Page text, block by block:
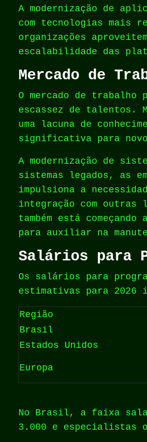
A modernização de
com tecnologias mais
organizações
escalabilidade das
Mercado de
O mercado de trabalho
escassez de talentos.
uma lacuna de
significativa para
A modernização de
sistemas legados, as
impulsiona a
integração com
também está
para auxiliar na
Salários para
Os salários para
estimativas para 2026
Região
Brasil
Estados Unidos
Europa
No Brasil, a faixa
3.000 e especialistas